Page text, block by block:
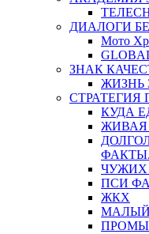
ДИАЛОГИ
Мото
ЗНАК
ЖИЗНЬ
СТРАТЕГИЯ
КУДА
ЖИВАЯ
ЧУЖИХ
ПСИ
ЖКХ
МАЛЫЙ